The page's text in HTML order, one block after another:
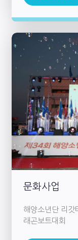
문화사업
해양소년단 리
래곤보트대회